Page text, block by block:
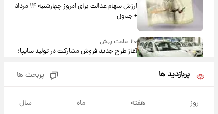
ارزش سهام عدالت برای امروز چهارشنبه ۱۴ مرداد
+ جدول
۲۰ ساعت پیش
آغاز طرح جدید فروش مشارکت در تولید سایپا؛
سود مشارکت چند درصد است؟
پربازدید ها پربحث ها
روز هفته ماه سال